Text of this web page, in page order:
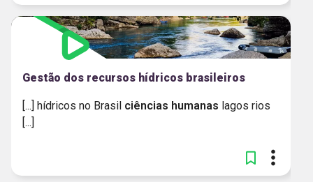
Gestão dos recursos hídricos brasileiros
[...] hídricos no Brasil ciências humanas lagos rios
[...]